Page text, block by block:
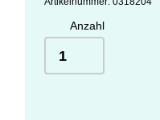
Anzahl